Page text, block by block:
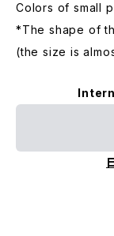
Colors of small
*The shape of
(the size is